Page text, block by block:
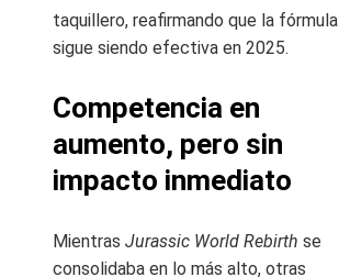
taquillero, reafirmando que la fórmula
sigue siendo efectiva en 2025.
Competencia en
aumento, pero sin
impacto inmediato
Mientras Jurassic World Rebirth se
consolidaba en lo más alto, otras